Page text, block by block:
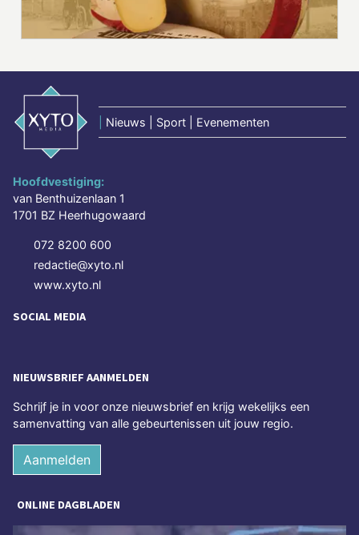
Nieuws | Sport | Evenementen
Hoofdvestiging:
van Benthuizenlaan 1
1701 BZ Heerhugowaard
072 8200 600
redactie@xyto.nl
www.xyto.nl
SOCIAL MEDIA
NIEUWSBRIEF AANMELDEN
Schrijf je in voor onze nieuwsbrief en krijg wekelijks een
samenvatting van alle gebeurtenissen uit jouw regio.
Aanmelden
ONLINE DAGBLADEN